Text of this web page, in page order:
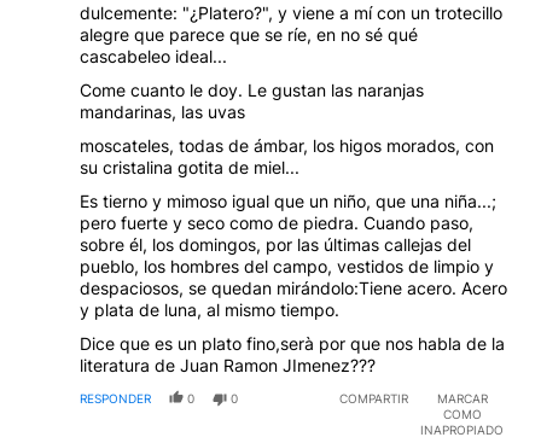
dulcemente: "¿Platero?", y viene a mí con un trotecillo
alegre que parece que se ríe, en no sé qué
cascabeleo ideal...
Come cuanto le doy. Le gustan las naranjas
mandarinas, las uvas
moscateles, todas de ámbar, los higos morados, con
su cristalina gotita de miel...
Es tierno y mimoso igual que un niño, que una niña...;
pero fuerte y seco como de piedra. Cuando paso,
sobre él, los domingos, por las últimas callejas del
pueblo, los hombres del campo, vestidos de limpio y
despaciosos, se quedan mirándolo:Tiene acero. Acero
y plata de luna, al mismo tiempo.
Dice que es un plato fino,serà por que nos habla de la
literatura de Juan Ramon JImenez???
RESPONDER 0 0 COMPARTIR
MARCAR
COMO
INAPROPIADO